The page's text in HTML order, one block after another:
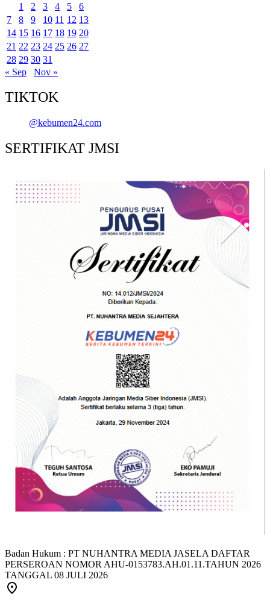
1
2 3 4 5
6
7
8 9 10 11 12 13
14 15 16 17 18 19 20
21 22 23 24 25 26 27
28 29 30 31
« Sep
Nov »
TIKTOK
@kebumen24.com
SERTIFIKAT JMSI
Badan Hukum : PT NUHANTRA MEDIA JASELA DAFTAR
PERSEROAN NOMOR AHU-0153783.AH.01.11.TAHUN 2026
TANGGAL 08 JULI 2026